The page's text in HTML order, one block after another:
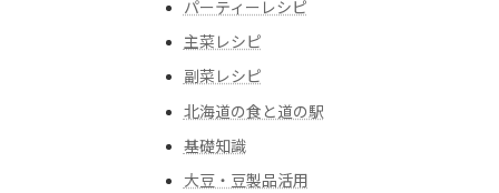
パーティーレシピ
主菜レシピ
副菜レシピ
北海道の食と道の駅
基礎知識
大豆・豆製品活用